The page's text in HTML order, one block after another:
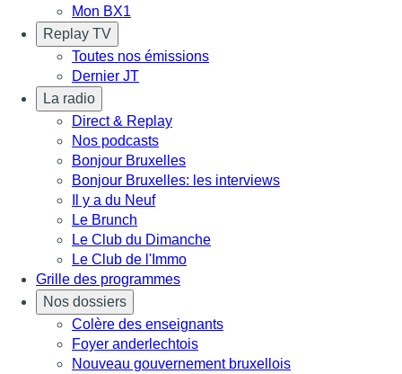
Mon BX1
Replay TV
Toutes nos émissions
Dernier JT
La radio
Direct & Replay
Nos podcasts
Bonjour Bruxelles
Bonjour Bruxelles: les interviews
Il y a du Neuf
Le Brunch
Le Club du Dimanche
Le Club de l'Immo
Grille des programmes
Nos dossiers
Colère des enseignants
Foyer anderlechtois
Nouveau gouvernement bruxellois